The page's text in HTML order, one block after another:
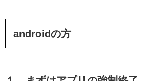
androidの方